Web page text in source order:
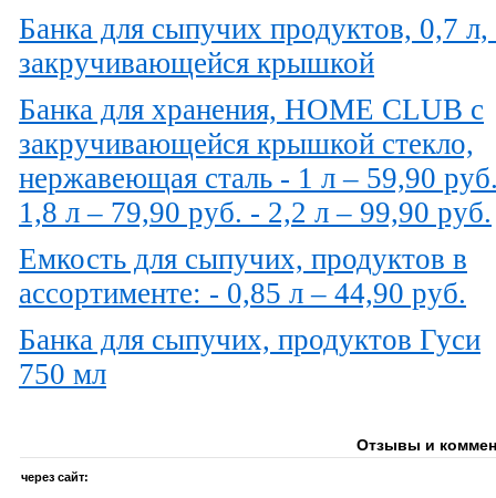
Банка для сыпучих продуктов, 0,7 л,
закручивающейся крышкой
Банка для хранения, HOME CLUB с
закручивающейся крышкой стекло,
нержавеющая сталь - 1 л – 59,90
1,8 л – 79,90 руб. - 2,2 л – 99,90 руб.
Емкость для сыпучих, продуктов в
ассортименте: - 0,85 л – 44,90 руб.
Банка для сыпучих, продуктов Гуси
750 мл
Отзывы и
через сайт: